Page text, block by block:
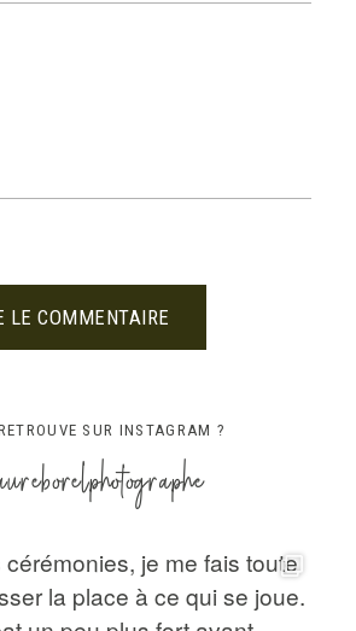
LE COMMENTAIRE
SUR INSTAGRAM ?